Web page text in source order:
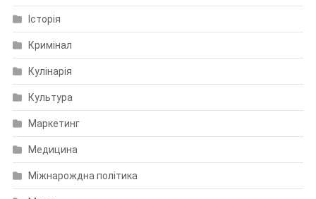
Історія
Кримінал
Кулінарія
Культура
Маркетинг
Медицина
Міжнарождна політика